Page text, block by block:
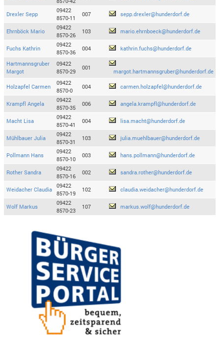
Drexler Sepp
09422
8570-11
007 sepp.drexler@hunderdorf.de
Ehrnböck Mario
09422
8570-26
103 mario.ehrnboeck@hunderdorf.de
Fuchs Kathrin
09422
8570-36
004 kathrin.fuchs@hunderdorf.de
Hartmannsgruber
Margot
09422
8570-29
001
margot.hartmannsgruber@hunderdorf.de
Holzapfel Carmen
09422
8570-0
004 carmen.holzapfel@hunderdorf.de
Krampfl Angela
09422
8570-35
006 angela.krampfl@hunderdorf.de
Macht Lisa
09422
8570-41
004 lisa.macht@hunderdorf.de
Mühlbauer Julia
09422
8570-31
103 julia.muehlbauer@hunderdorf.de
Pollmann Hans
09422
8570-10
003 hans.pollmann@hunderdorf.de
Rother Sandra
09422
8570-16
002 sandra.rother@hunderdorf.de
Weidacher Claudia
09422
8570-19
102 claudia.weidacher@hunderdorf.de
Wolf Markus
09422
8570-23
107 markus.wolf@hunderdorf.de